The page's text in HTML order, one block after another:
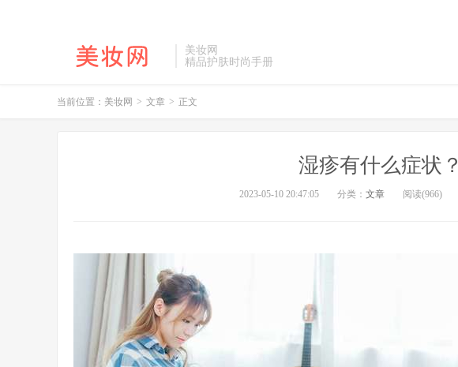
美妆网
精品护肤时尚手册
当前位置： 美妆网 > 文章 > 正文
湿疹有什么症状？
2023-05-10 20:47:05 分类： 文章 阅读(966)